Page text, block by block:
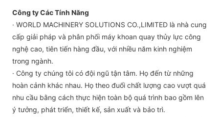
Công ty Các Tính Năng
· WORLD MACHINERY SOLUTIONS CO.,LIMITED là nhà cung
cấp giải pháp và phân phối máy khoan quay thủy lực công
nghệ cao, tiên tiến hàng đầu, với nhiều năm kinh nghiệm
trong ngành.
· Công ty chúng tôi có đội ngũ tận tâm. Họ đến từ những
hoàn cảnh khác nhau. Họ theo đuổi chất lượng cao vượt quá
nhu cầu bằng cách thực hiện toàn bộ quá trình bao gồm lên
ý tưởng, phát triển, thiết kế, sản xuất và bảo trì.